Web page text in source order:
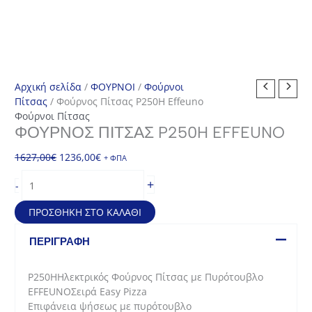
Αρχική σελίδα /ΦΟΥΡΝΟΙ /Φούρνοι
Πίτσας / Φούρνος Πίτσας P250H Effeuno
Φούρνοι Πίτσας
ΦΟΎΡΝΟΣ ΠΊΤΣΑΣ P250H EFFEUNO
1627,00€ Original
1627,00€.
1236,00€Η
είναι:
1236,00€.
+ ΦΠΑ
-
Πίτσας
P250H
Effeuno
ποσότητα
+
ΠΡΟΣΘΉΚΗ ΣΤΟ ΚΑΛΆΘΙ
ΠΕΡΙΓΡΑΦΉ
P250HΗλεκτρικός Φούρνος Πίτσας με Πυρότουβλο
EFFEUNOΣειρά Easy Pizza
Επιφάνεια ψήσεως με πυρότουβλο